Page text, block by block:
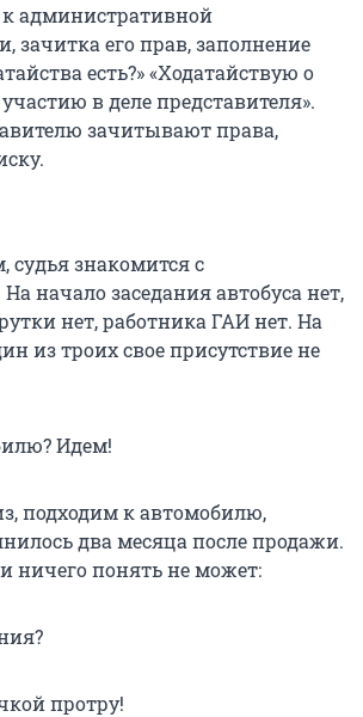
административной
зачитка его прав, заполнение
есть?» «Ходатайствую о
в деле представителя».
зачитывают права,
знакомится с
начало заседания автобуса нет,
нет, работника ГАИ нет. На
из троих свое присутствие не
Идем!
подходим к автомобилю,
два месяца после продажи.
ничего понять не может:
протру!